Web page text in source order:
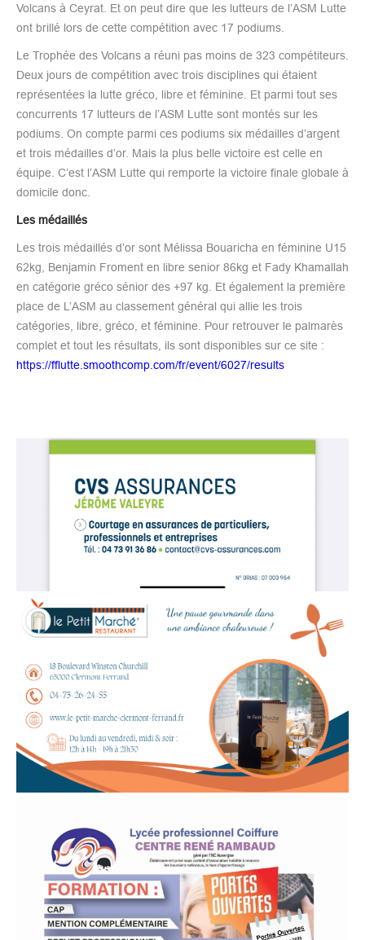
Volcans à Ceyrat. Et on peut dire que les lutteurs de l’ASM Lutte
ont brillé lors de cette compétition avec 17 podiums.
Le Trophée des Volcans a réuni pas moins de 323 compétiteurs.
Deux jours de compétition avec trois disciplines qui étaient
représentées la lutte gréco, libre et féminine. Et parmi tout ses
concurrents 17 lutteurs de l’ASM Lutte sont montés sur les
podiums. On compte parmi ces podiums six médailles d’argent
et trois médailles d’or. Mais la plus belle victoire est celle en
équipe. C’est l’ASM Lutte qui remporte la victoire finale globale à
domicile donc.
Les médaillés
Les trois médaillés d’or sont Mélissa Bouaricha en féminine U15
62kg, Benjamin Froment en libre senior 86kg et Fady Khamallah
en catégorie gréco sénior des +97 kg. Et également la première
place de L’ASM au classement général qui allie les trois
catégories, libre, gréco, et féminine. Pour retrouver le palmarès
complet et tout les résultats, ils sont disponibles sur ce site :
https://fflutte.smoothcomp.com/fr/event/6027/results